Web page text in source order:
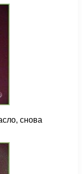
снова